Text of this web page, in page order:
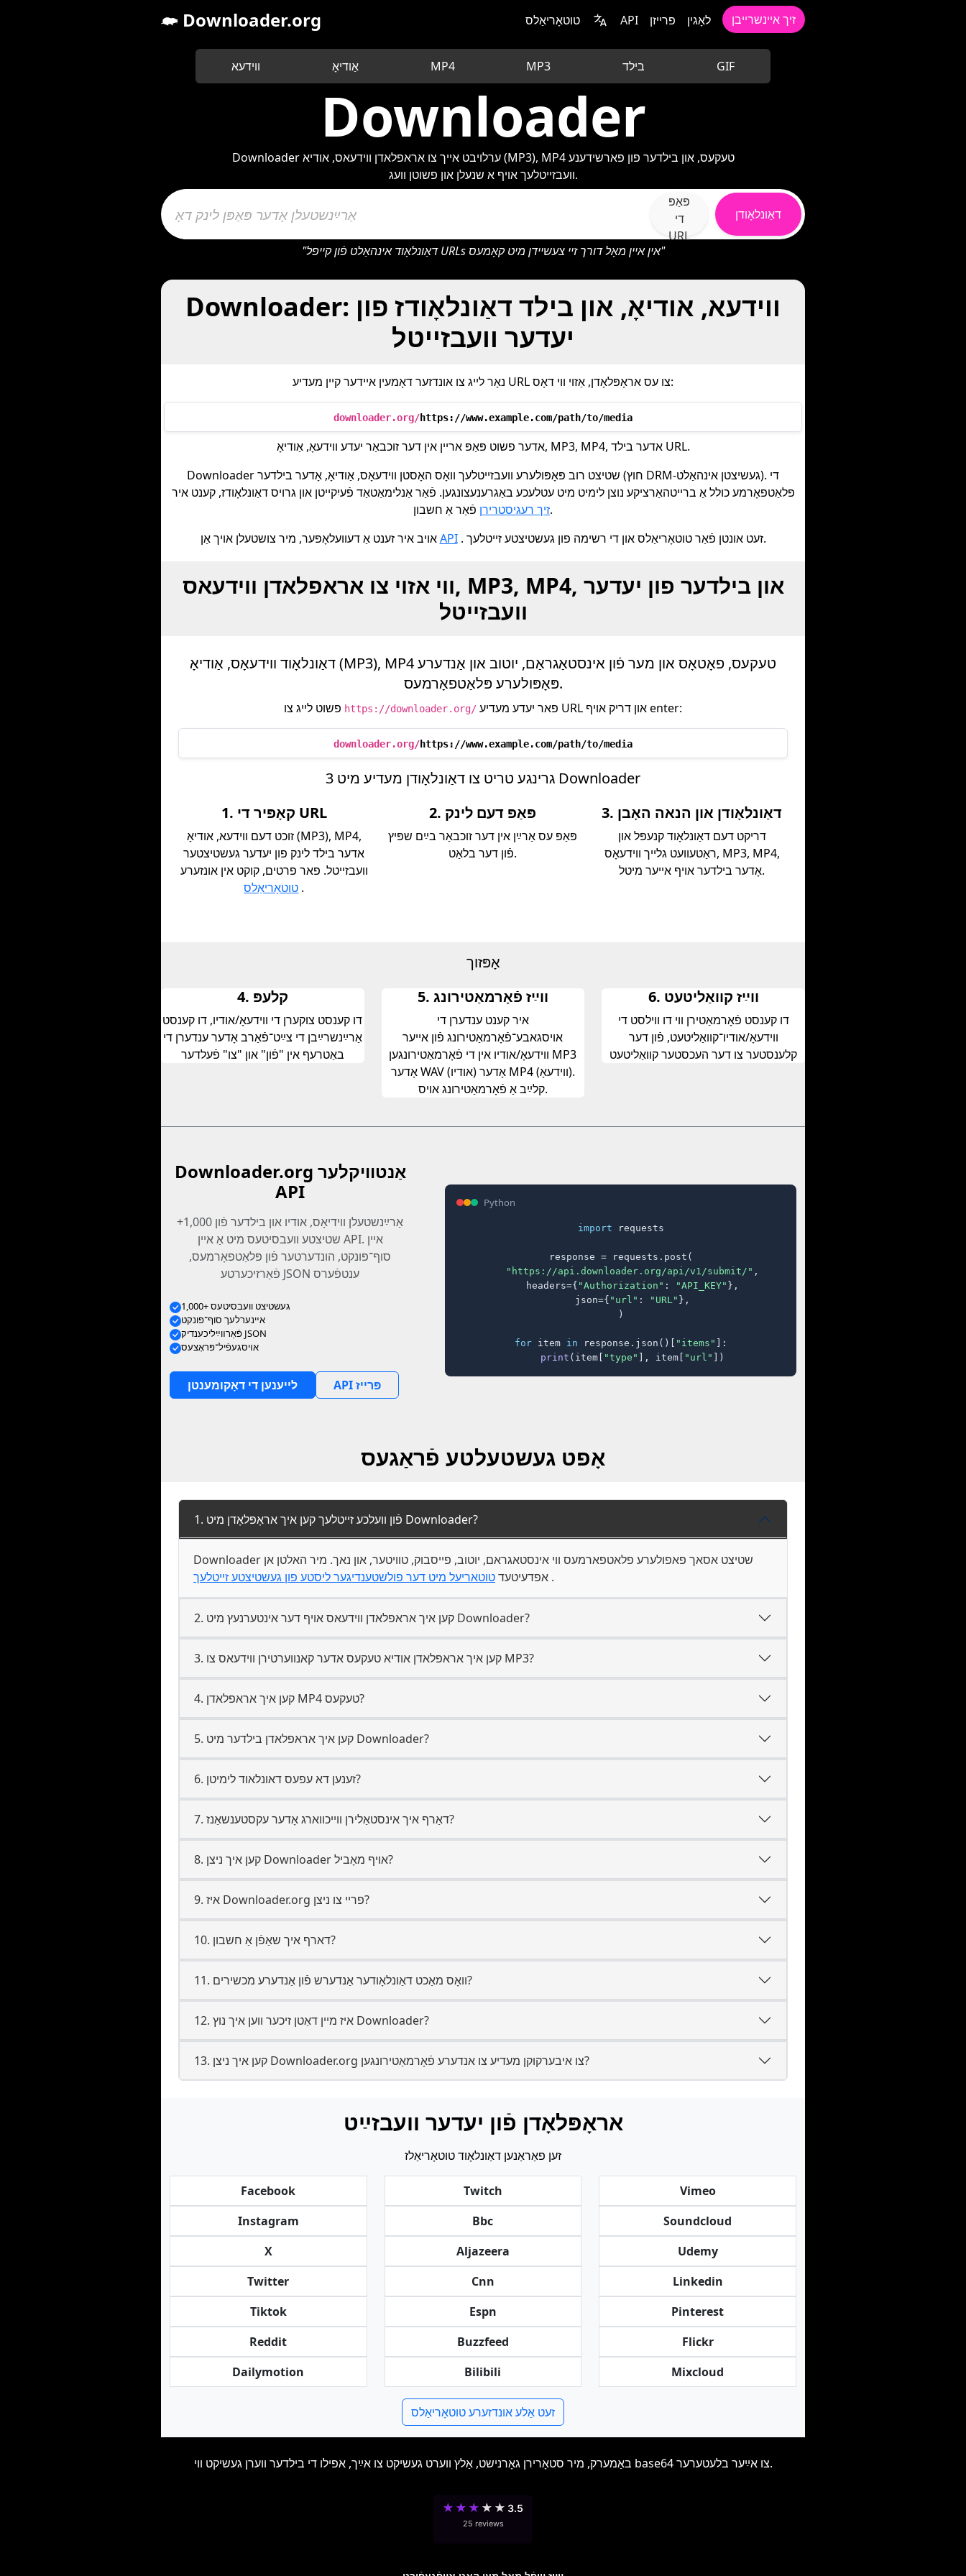
Downloader.org טוטאָריאַלס API פרייזן לאָגין זיך איינשרייבן
ווידעא אַודיאָ MP4 MP3 בילד GIF
Downloader
Downloader ערלויבט אייך צו אראפלאדן ווידעאס, אודיא (MP3), MP4 טעקעס, און בילדער פון פארשידענע
וועבזייטלעך אויף א שנעלן און פשוטן וועג.
פּאַפּ
די
URL
דאַונלאָודן
"דאַונלאָוד אינהאַלט פֿון קייפל URLs אין איין מאָל דורך זיי צעשיידן מיט קאָמעס"
Downloader: ווידעא, אודיאָ, און בילד דאַונלאָודז פון
יעדער וועבזייטל
נאָר לייג צו אונדזער דאָמעין איידער קיין מעדיע URL צו עס אראָפּלאָדן, אַזוי ווי דאָס:
downloader.org/https://www.example.com/path/to/media
אדער פשוט פּאַפּ אריין אין דער זוכבאַר יעדע ווידעאָ, אַודיאָ, MP3, MP4, אדער בילד URL.
Downloader שטיצט רוב פּאָפּולערע וועבזייטלעך וואָס האָסטן ווידעאָס, אַודיאָ, אָדער בילדער (חוץ DRM-געשיצטן אינהאַלט). די
פּלאַטפאָרמע כולל אַ ברייטהאַרציקע נוצן לימיט מיט עטלעכע באַגרענעצונגען. פֿאַר אַנלימאַטאַד פֿעיִקייטן און גרויס דאַונלאָודז, קענט איר
זיך רעגיסטרירןפֿאַר אַ חשבון.
אויב איר זענט אַ דעוועלאָפּער, מיר צושטעלן אויך אַןAPI . זעט אונטן פֿאַר טוטאָריאַלס און די רשימה פון געשטיצטע זייטלעך.
ווי אזוי צו אראפלאדן ווידעאס, MP3, MP4, און בילדער פון יעדער
וועבזייטל
דאַונלאָוד ווידעאָס, אַודיאָ (MP3), MP4 טעקעס, פאָטאָס און מער פֿון אינסטאַגראַם, יוטוב און אַנדערע
פּאָפּולערע פּלאַטפאָרמעס.
https://downloader.org/ פאר יעדע מעדיע URL און דריק אויף enter:
downloader.org/https://www.example.com/path/to/media
3 גרינגע טריט צו דאַונלאָודן מעדיע מיט Downloader
1. קאָפּיר די URL
זוכט דעם ווידעא, אודיאָ (MP3), MP4,
אדער בילד לינק פון יעדער געשטיצטער
וועבזייטל. פאר פרטים, קוקט אין אונזערע
טוטאָריאַלס .
2. פּאַפּ דעם לינק
פּאַפּ עס אַרײַן אין דער זוכבאַר בײַם שפּיץ
פֿון דער בלאַט.
3. דאַונלאָודן און הנאה האָבן
דריקט דעם דאַונלאָוד קנעפּל און
ראַטעוועט גלייך ווידעאָס, MP3, MP4,
אָדער בילדער אויף אייער מיטל.
אָפּזוך
4. קלעפּ
דו קענסט צוקערן די װידעאָ/אודיו, דו קענסט
אַרײַנשרײַבן די צײַט־פֿאַרב אָדער ענדערן די
באַטרעף אין "פֿון" און "צו" פֿעלדער
5. װײַז פֿאָרמאַטירונג
איר קענט ענדערן די
אויסגאבע־פֿאָרמאַטירונג פֿון אייער
ווידעאָ/אודיו אין די פֿאָרמאַטירונגען MP3
אָדער WAV (אודיו) אָדער MP4 (װידעאָ).
קלײַב אַ פֿאָרמאַטירונג אױס.
6. װײַז קוואַליטעט
דו קענסט פֿאָרמאַטירן װי דו װילסט די
װידעאָ/אודיו־קוואַליטעט, פֿון דער
קלענסטער צו דער העכסטער קוואַליטעט
Downloader.org אַנטוויקלער
API
אַרײַנשטעלן װידיאָס, אודיו און בילדער פֿון 1,000+
שטיצטע וועבסיטעס מיט אַ איין API. איין
סוף־פּונקט, הונדערטער פֿון פּלאַטפאָרמעס,
פֿאַרזיכערטע JSON ענטפֿערס
1,000+ געשטיצט וועבסיטעס
אײנערלעך סוף־פּונקט
פֿאַרװײַליכענדיק JSON
אױסגעפֿיל־פּראָצעס
לייענען די דאָקומענטן API פּרייז
Python
import requests
response = requests.post(
"https://api.downloader.org/api/v1/submit/" ,
    headers={
"Authorization" : "API_KEY" },
    json={
"url" : "URL" },
)
for item in response.json()[ "items" ]:
print (item[ "type" ], item[ "url" ])
אָפט געשטעלטע פֿראַגעס
1. פֿון וועלכע זייטלעך קען איך אראָפּלאָדן מיט Downloader?
Downloader שטיצט אסאך פאפולערע פלאטפארמעס ווי אינסטאגראם, יוטוב, פייסבוק, טוויטער, און נאך. מיר האלטן אן
אפדעיטעדטוטאריעל מיט דער פולשטענדיגער ליסטע פון געשטיצטע זייטלעך .
2. קען איך אראפלאדן ווידעאס אויף דער אינטערנעץ מיט Downloader?
3. קען איך אראפלאדן אודיא טעקעס אדער קאנווערטירן ווידעאס צו MP3?
4. קען איך אראפלאדן MP4 טעקעס?
5. קען איך אראפלאדן בילדער מיט Downloader?
6. זענען דא עפעס דאונלאוד לימיטן?
7. דאַרף איך אינסטאַלירן ווייכווארג אָדער עקסטענשאַנז?
8. קען איך ניצן Downloader אויף מאָביל?
9. איז Downloader.org פריי צו ניצן?
10. דארף איך שאַפֿן אַ חשבון?
11. וואָס מאַכט דאַונלאָודער אַנדערש פֿון אַנדערע מכשירים?
12. איז מיין דאַטן זיכער ווען איך נוץ Downloader?
13. קען איך ניצן Downloader.org צו איבערקוקן מעדיע צו אנדערע פֿאָרמאַטירונגען?
אראָפּלאָדן פֿון יעדער וועבזײַט
זען פאַראַנען דאַונלאָוד טוטאָריאַלז
Facebook
Instagram
X
Twitter
Tiktok
Reddit
Dailymotion
Twitch
Bbc
Aljazeera
Cnn
Espn
Buzzfeed
Bilibili
Vimeo
Soundcloud
Udemy
Linkedin
Pinterest
Flickr
Mixcloud
זעט אַלע אונדזערע טוטאָריאַלס
באַמערק, מיר סטאָרירן גאָרנישט, אַלץ ווערט געשיקט צו אײַך, אפילו די בילדער ווערן געשיקט ווי base64 צו אײַער בלעטערער.
★ ★ ★ ★ ★ 3.5
25 reviews